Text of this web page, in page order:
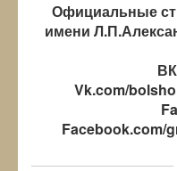
Официальные
имени
Vk.com/
Facebook.com/